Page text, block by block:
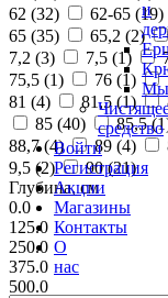
и
средство
Войти
Регистрация
Акции
Магазины
Контакты
О
нас
62 (32) 62-65 (19)
65 (35) 65,2 (2)
7,2 (3) 7,5 (1)
75,5 (1) 76 (1)
81 (4) 81,5 (1)
85 (40) 85,5 (1
88,7 (4) 89 (4)
9,5 (2) 90 (21)
Глубина, см
0.0
125.0
250.0
375.0
500.0